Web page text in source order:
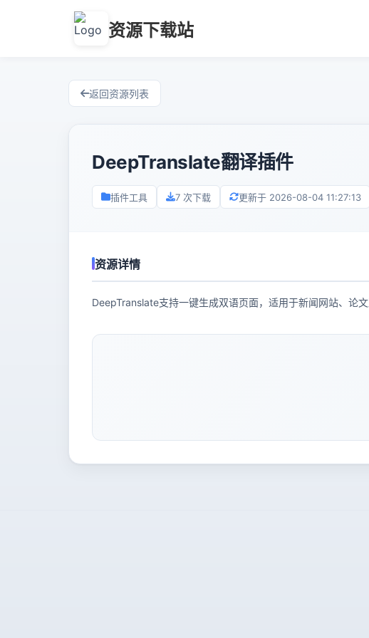
资源下载站
返回资源列表
DeepTranslate翻译插件
插件工具 7 次下载 更新于 2026-08-04 11:27:13
资源详情
DeepTranslate支持一键生成双语页面，适用于新闻网站、论